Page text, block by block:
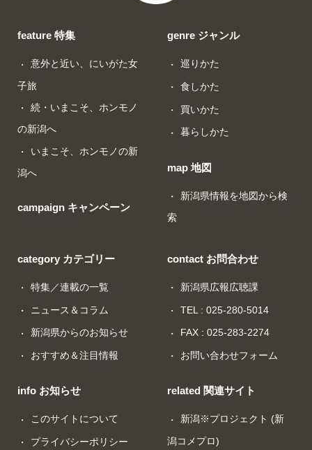
feature 特集
意外と近い、にいがた女
子旅
続・いまこそ、ホンモノ
の新潟へ
いまこそ、ホンモノの新
潟へ
campaign キャンペーン
genre ジャンル
巡りかた
食しかた
買いかた
暮らしかた
map 地図
新潟県情報を地図から検
索
category カテゴリー
特集／連載の一覧
ニュース＆コラム
新潟県からのお知らせ
おすすめ＆注目情報
info お知らせ
このサイトについて
プライバシーポリシー
contact お問合わせ
新潟県広報広聴課
TEL : 025-280-5014
FAX : 025-283-2274
お問い合わせフォーム
related 関連サイト
新潟※プロジェクト (新
潟コメプロ)